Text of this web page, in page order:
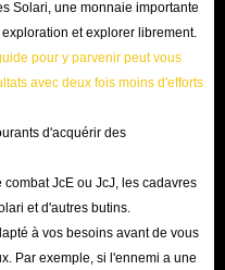
Solari, une monnaie importante
et explorer librement.
pour y parvenir peut vous
avec deux fois moins d'efforts
d'acquérir des
JcE ou JcJ, les cadavres
et d'autres butins.
à vos besoins avant de vous
Par exemple, si l'ennemi a une